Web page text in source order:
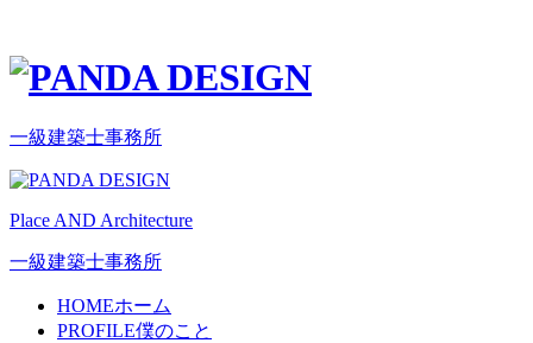
一級建築士事務所
Place AND Architecture
一級建築士事務所
HOMEホーム
PROFILE僕のこと